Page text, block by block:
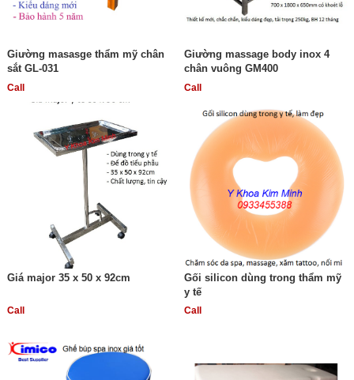
Giường masasge thẩm mỹ chân
sắt GL-031
Call
Giường massage body inox 4
chân vuông GM400
Call
Giá major 35 x 50 x 92cm
Call
Gối silicon dùng trong thẩm mỹ
y tế
Call